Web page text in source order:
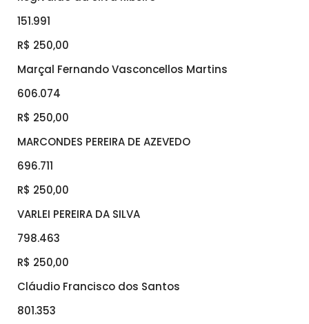
151.991
R$ 250,00
Marçal Fernando Vasconcellos Martins
606.074
R$ 250,00
MARCONDES PEREIRA DE AZEVEDO
696.711
R$ 250,00
VARLEI PEREIRA DA SILVA
798.463
R$ 250,00
Cláudio Francisco dos Santos
801.353